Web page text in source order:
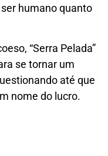
humano quanto
“Serra Pelada”
se tornar um
até que
nome do lucro.